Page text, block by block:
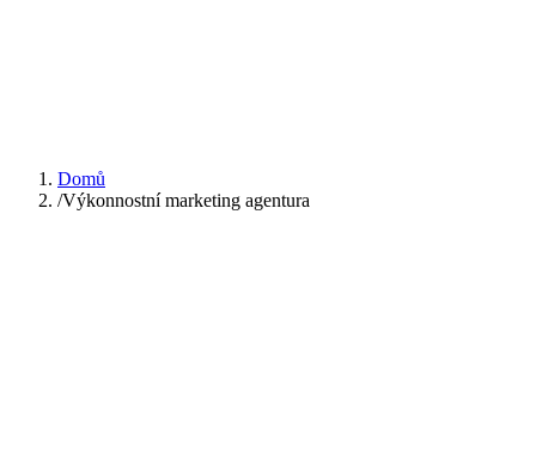
Domů
/Výkonnostní marketing agentura